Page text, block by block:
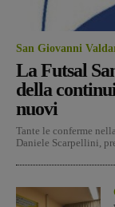
San Giovanni
La Futsal
della
nuovi
Tante le conferme
Daniele Scarpellini,